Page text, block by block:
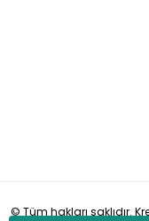
© Tüm hakları saklıdır.